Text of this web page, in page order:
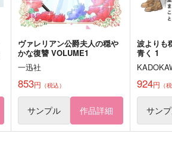
ヴァレリアン公爵夫人の穏や
かな復讐 VOLUME1
一迅社
853円 （税込）
サンプル 作品詳細
波よりも
青く 1
924円 （
サン